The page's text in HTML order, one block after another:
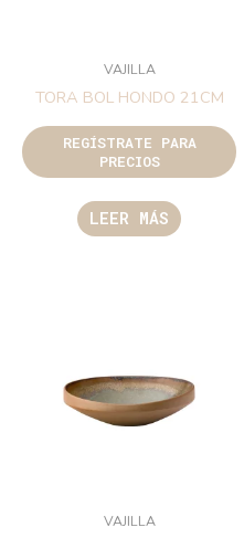
VAJILLA
TORA BOL HONDO 21CM
REGÍSTRATE PARA
PRECIOS
LEER MÁS
VAJILLA